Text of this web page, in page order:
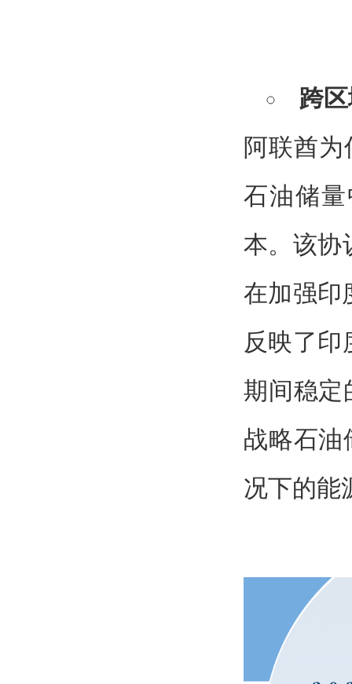
跨
阿联酋
石油储
本。该协
在加强印
反映了印
期间稳定
战略石油
况下的能